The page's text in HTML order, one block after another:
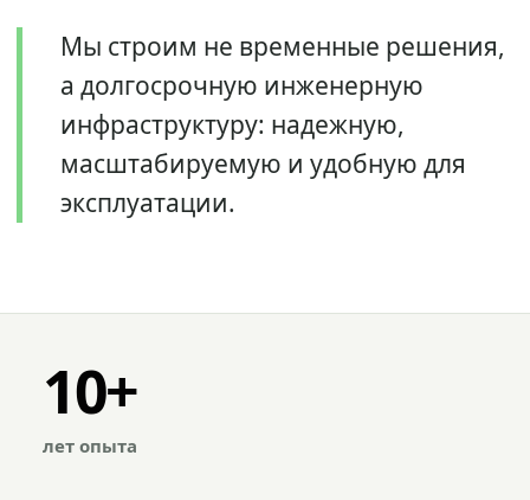
Мы строим не временные решения,
а долгосрочную инженерную
инфраструктуру: надежную,
масштабируемую и удобную для
эксплуатации.
10+
лет опыта